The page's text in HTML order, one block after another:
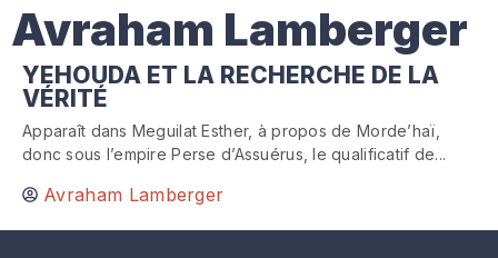
Avraham Lamberger
YEHOUDA ET LA RECHERCHE DE LA
VÉRITÉ
Apparaît dans Meguilat Esther, à propos de Morde’haï,
donc sous l’empire Perse d’Assuérus, le qualificatif de...
Avraham Lamberger